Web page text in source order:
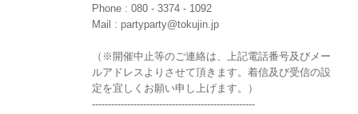
Phone : 080 - 3374 - 1092
Mail : partyparty@tokujin.jp
（※開催中止等のご連絡は、上記電話番号及びメー
ルアドレスよりさせて頂きます。着信及び受信の設
定を宜しくお願い申し上げます。）
---------------------------------------------------